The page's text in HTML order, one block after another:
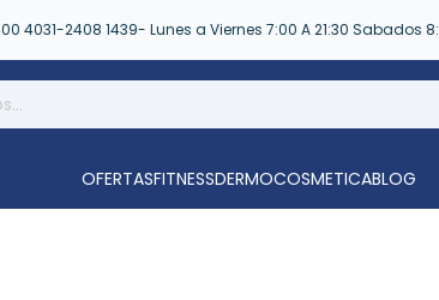
4031-2408 1439- Lunes a Viernes 7:00 A 21:30 Sabados
OFERTASFITNESSDERMOCOSMETICABLOG